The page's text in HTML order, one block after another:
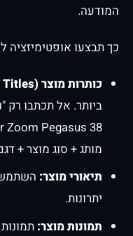
המודעה.
כך תבצעו אופטימיזציה
כותרות מוצר (Product Titles):
מותג + סוג מוצר +
תיאורי מוצר:
יתרונות.
תמונות מוצר: